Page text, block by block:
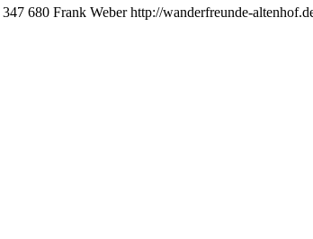
347 680 Frank Weber http://wanderfreunde-